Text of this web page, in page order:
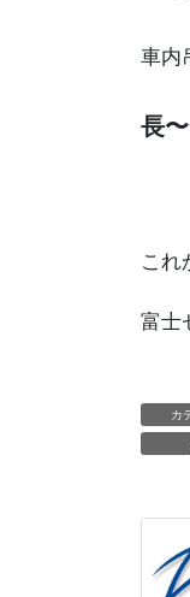
車内
長
これ
富士
カ